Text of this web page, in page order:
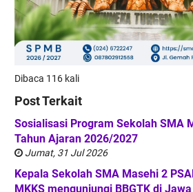
Dibaca 116 kali
Post Terkait
Sosialisasi Program Sekolah SMA
Tahun Ajaran 2026/2027
Jumat, 31 Jul 2026
Kepala Sekolah SMA Masehi 2
MKKS mengunjungi BBGTK di